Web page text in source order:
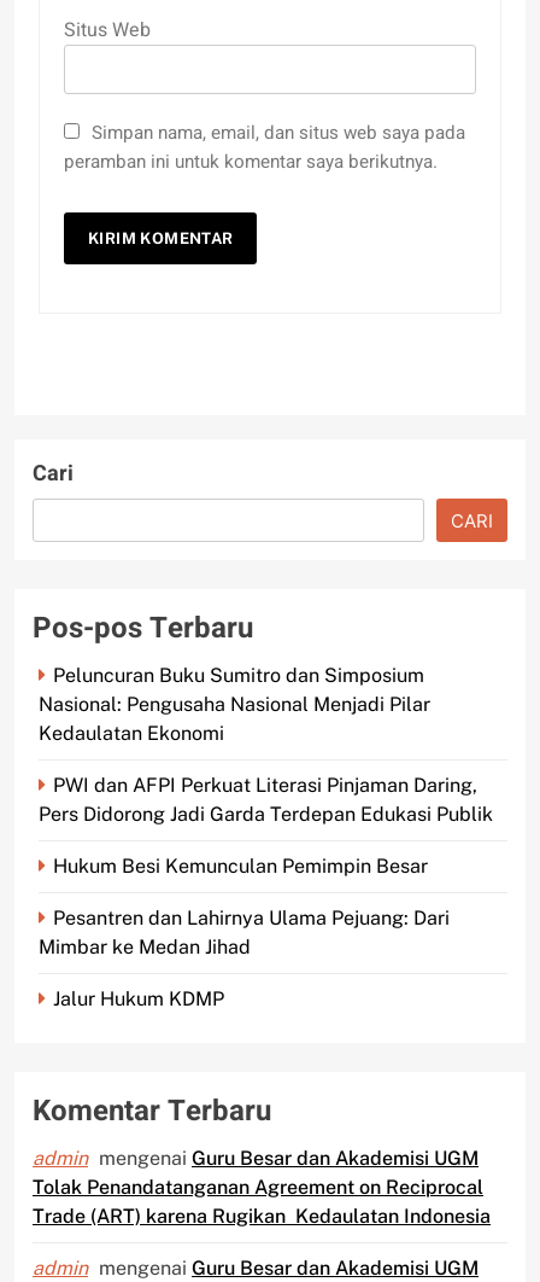
Situs Web
Simpan nama, email, dan situs web saya pada
peramban ini untuk komentar saya berikutnya.
Cari
CARI
Pos-pos Terbaru
Peluncuran Buku Sumitro dan Simposium
Nasional: Pengusaha Nasional Menjadi Pilar
Kedaulatan Ekonomi
PWI dan AFPI Perkuat Literasi Pinjaman Daring,
Pers Didorong Jadi Garda Terdepan Edukasi Publik
Hukum Besi Kemunculan Pemimpin Besar
Pesantren dan Lahirnya Ulama Pejuang: Dari
Mimbar ke Medan Jihad
Jalur Hukum KDMP
Komentar Terbaru
admin mengenai Guru Besar dan Akademisi UGM
Tolak Penandatanganan Agreement on Reciprocal
Trade (ART) karena Rugikan Kedaulatan Indonesia
admin mengenai Guru Besar dan Akademisi UGM